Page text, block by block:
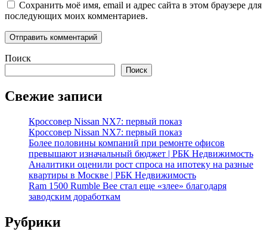
Сохранить моё имя, email и адрес сайта в этом браузере для
последующих моих комментариев.
Поиск
Поиск
Свежие записи
Кроссовер Nissan NX7: первый показ
Кроссовер Nissan NX7: первый показ
Более половины компаний при ремонте офисов
превышают изначальный бюджет | РБК Недвижимость
Аналитики оценили рост спроса на ипотеку на разные
квартиры в Москве | РБК Недвижимость
Ram 1500 Rumble Bee стал еще «злее» благодаря
заводским доработкам
Рубрики